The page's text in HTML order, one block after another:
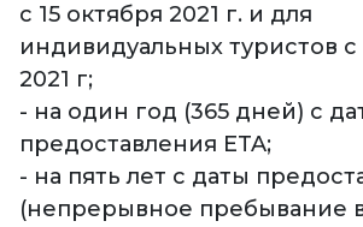
с 15 октября 2021 г. и для
индивидуальных туристов с
2021 г;
- на один год (365 дней) с
предоставления ETA;
- на пять лет с даты
(непрерывное пребывание